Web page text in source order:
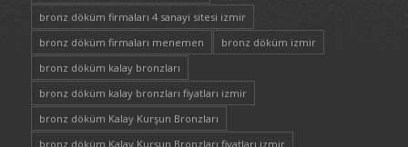
bronz döküm firmaları 4 sanayi sitesi izmir
bronz döküm firmaları menemen
bronz döküm izmir
bronz döküm kalay bronzları
bronz döküm kalay bronzları fiyatları izmir
bronz döküm Kalay Kurşun Bronzları
bronz döküm Kalay Kurşun Bronzları fiyatları izmir